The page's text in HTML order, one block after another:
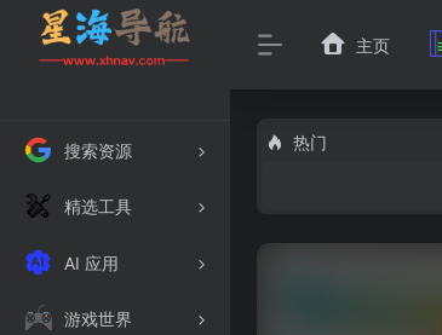
搜索资源
精选工具
AI 应用
游戏世界
主页
热门